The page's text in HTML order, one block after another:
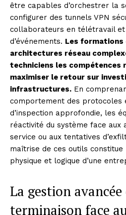
être capables d’orchestrer la
configurer des tunnels VPN
collaborateurs en télétravail et
d’événements. Les formations
architectures réseau
techniciens les compétences
maximiser le retour sur
infrastructures. En
comportement des protocoles
d’inspection approfondie, les
réactivité du système face aux
service ou aux tentatives
maîtrise de ces outils
physique et logique d’une
La gestion
terminaison face